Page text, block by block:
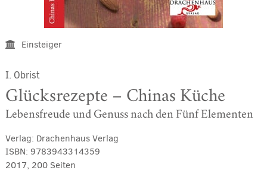
Einsteiger
I. Obrist
Glücksrezepte – Chinas Küche
Lebensfreude und Genuss nach den Fünf Elementen
Verlag: Drachenhaus Verlag
ISBN: 9783943314359
2017, 200 Seiten